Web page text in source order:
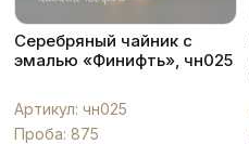
Серебряный чайник с
эмалью «Финифть», чн025
Артикул: чн025
Проба: 875